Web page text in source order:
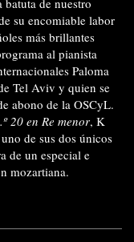
de nuestro
su encomiable labor
más brillantes
al pianista
Paloma
Tel Aviv y quien se
abono de la OSCyL.
20 en Re menor, K
de sus dos únicos
de un especial e
mozartiana.